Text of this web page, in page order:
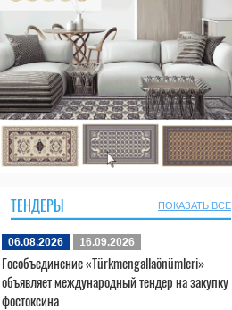
ТЕНДЕРЫ ПОКАЗАТЬ ВСЕ
06.08.2026 16.09.2026
Гособъединение «Türkmengallaönümleri»
объявляет международный тендер на закупку
фостоксина